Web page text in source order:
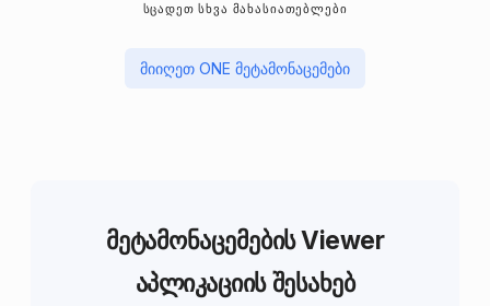
ᲡᲪᲐᲓᲔᲗ ᲡᲮᲕᲐ ᲛᲐᲮᲐᲡᲘᲐᲗᲔᲑᲚᲔᲑᲘ
მიიღეთ ONE მეტამონაცემები
მეტამონაცემების Viewer
აპლიკაციის შესახებ